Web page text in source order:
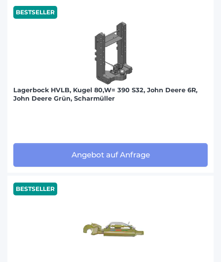
ANTONIO CARRARO (22)
CATERPILLAR (36)
DAVID BROWN (45)
FIAT/SOMECA (218)
HURLIMANN (135)
JCB (89)
BESTSELLER
Lagerbock HVLB, Kugel 80,W= 390 S32, John Deere 6R,
John Deere Grün, Scharmüller
Angebot auf Anfrage
BESTSELLER